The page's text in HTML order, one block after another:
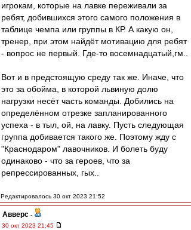
игрокам, которые на лавке переживали за
ребят, добившихся этого самого положения в
таблице чемпа или группы в КР. А какую он,
тренер, при этом найдёт мотивацию для ребят
- вопрос не первый. Где-то восемнадцатый,гм..
Вот и в предстоящую среду так же. Иначе, что
это за обойма, в которой львиную долю
нагрузки несёт часть команды. Добились на
определённом отрезке запланированного
успеха - в тыл, ой, на лавку. Пусть следующая
группа добивается такого же. Поэтому жду с
"Краснодаром" лавочников. И болеть буду
одинаково - что за героев, что за
репрессированных, гых..
Редактировалось 30 окт 2023 21:52
Авверс -
30 окт 2023 21:45